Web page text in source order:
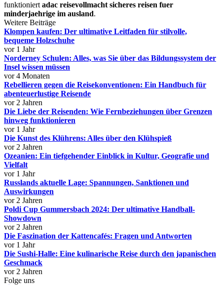
funktioniert adac reisevollmacht sicheres reisen fuer
minderjaehrige im ausland.
Weitere Beiträge
Klompen kaufen: Der ultimative Leitfaden für stilvolle,
bequeme Holzschuhe
vor 1 Jahr
Norderney Schulen: Alles, was Sie über das Bildungssystem der
Insel wissen müssen
vor 4 Monaten
Rebellieren gegen die Reisekonventionen: Ein Handbuch für
abenteuerlustige Reisende
vor 2 Jahren
Die Liebe der Reisenden: Wie Fernbeziehungen über Grenzen
hinweg funktionieren
vor 1 Jahr
Die Kunst des Klührens: Alles über den Klühspieß
vor 2 Jahren
Ozeanien: Ein tiefgehender Einblick in Kultur, Geografie und
Vielfalt
vor 1 Jahr
Russlands aktuelle Lage: Spannungen, Sanktionen und
Auswirkungen
vor 2 Jahren
Poldi Cup Gummersbach 2024: Der ultimative Handball-
Showdown
vor 2 Jahren
Die Faszination der Kattencafés: Fragen und Antworten
vor 1 Jahr
Die Sushi-Halle: Eine kulinarische Reise durch den japanischen
Geschmack
vor 2 Jahren
Folge uns